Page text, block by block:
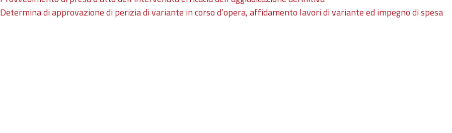
Determina di approvazione di perizia di variante in corso d’opera, affidamento lavori di variante ed impegno di spesa